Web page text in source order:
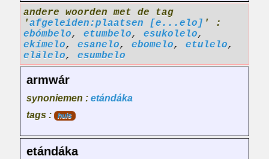
andere woorden met de tag
'afgeleiden:plaatsen [e...elo] ' :
ebómbelo, etumbelo, esukolelo,
ekímelo, esanelo, ebomelo, etulelo,
elálelo, esumbelo
armwár
synoniemen : etándáka
tags :
huis
etándáka